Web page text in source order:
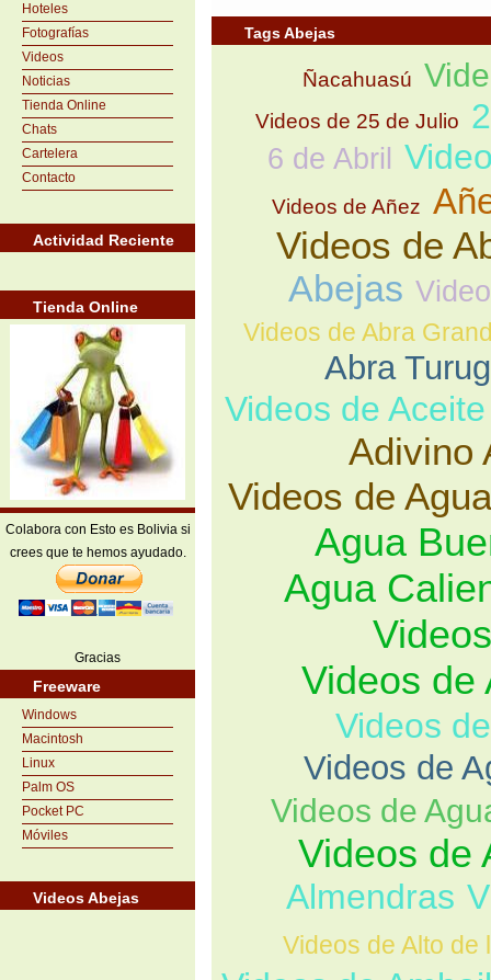
Hoteles
Fotografías
Videos
Noticias
Tienda Online
Chats
Cartelera
Contacto
Actividad Reciente
Tienda Online
Colabora con Esto es Bolivia si
crees que te hemos ayudado.
Gracias
Freeware
Windows
Macintosh
Linux
Palm OS
Pocket PC
Móviles
Videos Abejas
Tags Abejas
Ñacahuasú
Videos de 25 de Julio
6 de Abril
Videos de Añez
Videos de
Abejas
Videos de Abra
Abra
Videos de Aceite
Adivino
Videos de Agua
Agua
Agua
Videos de
Videos
Videos de
Videos de
Videos de
Almendras
Videos de Alto de